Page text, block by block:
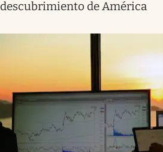
descubrimiento de América